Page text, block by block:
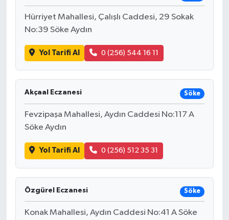
Hürriyet Mahallesi, Çalışlı Caddesi, 29 Sokak
No:39 Söke Aydın
Yol Tarifi Al 0 (256) 544 16 11
Akçaal Eczanesi Söke
Fevzipaşa Mahallesi, Aydın Caddesi No:117 A
Söke Aydın
Yol Tarifi Al 0 (256) 512 35 31
Özgürel Eczanesi Söke
Konak Mahallesi, Aydın Caddesi No:41 A Söke